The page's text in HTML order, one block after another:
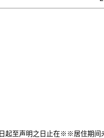
明之日止在※※居住期间未曾